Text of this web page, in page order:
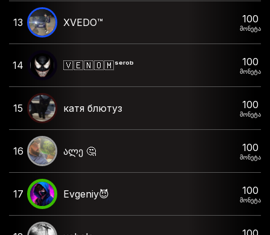
13 XVEDO™ 100
მონეტა
14 🇻 🇪 🇳 🇴 🇲 ˢᵉʳᵒᵇ 100
მონეტა
15 катя блютуз 100
მონეტა
16 ალე 🤔 100
მონეტა
17 Evgeniy😈 100
მონეტა